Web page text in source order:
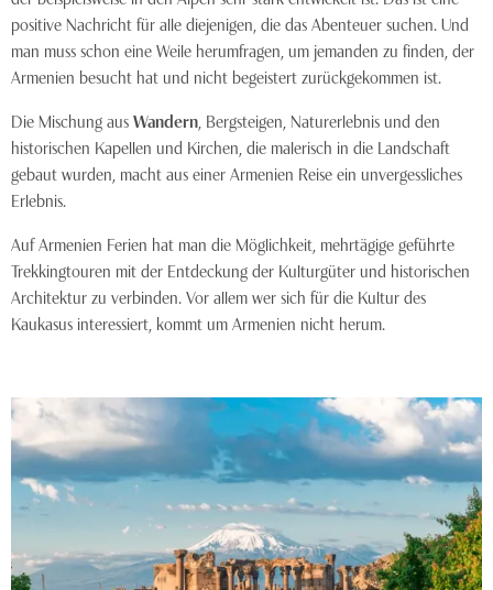
positive Nachricht für alle diejenigen, die das Abenteuer suchen. Und
man muss schon eine Weile herumfragen, um jemanden zu finden, der
Armenien besucht hat und nicht begeistert zurückgekommen ist.
Die Mischung ausWandern , Bergsteigen, Naturerlebnis und den
historischen Kapellen und Kirchen, die malerisch in die Landschaft
gebaut wurden, macht aus einer Armenien Reise ein unvergessliches
Erlebnis.
Auf Armenien Ferien hat man die Möglichkeit, mehrtägige geführte
Trekkingtouren mit der Entdeckung der Kulturgüter und historischen
Architektur zu verbinden. Vor allem wer sich für die Kultur des
Kaukasus interessiert, kommt um Armenien nicht herum.